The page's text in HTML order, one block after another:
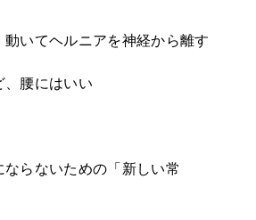
動いてヘルニアを神経から離す
、腰にはいい
らないための「新しい常